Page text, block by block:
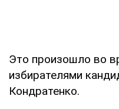
Это произошло во
избирателями
Кондратенко.